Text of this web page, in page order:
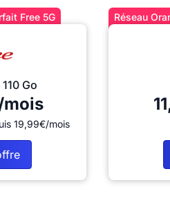
Free 5G
Go
19,99€/mois
Réseau